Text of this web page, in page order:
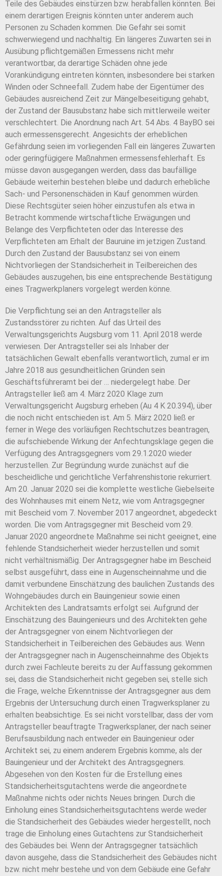
Teile des Gebäudes einstürzen bzw. herabfallen könnten. Bei
einem derartigen Ereignis könnten unter anderem auch
Personen zu Schaden kommen. Die Gefahr sei somit
schwerwiegend und nachhaltig. Ein längeres Zuwarten sei in
Ausübung pflichtgemäßen Ermessens nicht mehr
verantwortbar, da derartige Schäden ohne jede
Vorankündigung eintreten könnten, insbesondere bei starken
Winden oder Schneefall. Zudem habe der Eigentümer des
Gebäudes ausreichend Zeit zur Mängelbeseitigung gehabt,
der Zustand der Bausubstanz habe sich mittlerweile weiter
verschlechtert. Die Anordnung nach Art. 54 Abs. 4 BayBO sei
auch ermessensgerecht. Angesichts der erheblichen
Gefährdung seien im vorliegenden Fall ein längeres Zuwarten
oder geringfügigere Maßnahmen ermessensfehlerhaft. Es
müsse davon ausgegangen werden, dass das baufällige
Gebäude weiterhin bestehen bleibe und dadurch erhebliche
Sach- und Personenschäden in Kauf genommen würden.
Diese Rechtsgüter seien höher einzustufen als etwa in
Betracht kommende wirtschaftliche Erwägungen und
Belange des Verpflichteten oder das Interesse des
Verpflichteten am Erhalt der Bauruine im jetzigen Zustand.
Durch den Zustand der Bausubstanz sei von einem
Nichtvorliegen der Standsicherheit in Teilbereichen des
Gebäudes auszugehen, bis eine entsprechende Bestätigung
eines Tragwerkplaners vorgelegt werden könne.
Die Verpflichtung sei an den Antragsteller als
Zustandsstörer zu richten. Auf das Urteil des
Verwaltungsgerichts Augsburg vom 11. April 2018 werde
verwiesen. Der Antragsteller sei als Inhaber der
tatsächlichen Gewalt ebenfalls verantwortlich, zumal er im
Jahre 2018 aus gesundheitlichen Gründen sein
Geschäftsführeramt bei der … niedergelegt habe. Der
Antragsteller ließ am 4. März 2020 Klage zum
Verwaltungsgericht Augsburg erheben (Au 4 K 20.394), über
die noch nicht entschieden ist. Am 5. März 2020 ließ er
ferner in Wege des vorläufigen Rechtschutzes beantragen,
die aufschiebende Wirkung der Anfechtungsklage gegen die
Verfügung des Antragsgegners vom 29.1.2020 wieder
herzustellen. Zur Begründung wurde zunächst auf die
bescheidliche und gerichtliche Verfahrenshistorie rekurriert.
Am 20. Januar 2020 sei die komplette westliche Giebelseite
des Wohnhauses mit einem Netz, wie vom Antragsgegner
mit Bescheid vom 7. November 2017 angeordnet, abgedeckt
worden. Die vom Antragsgegner mit Bescheid vom 29.
Januar 2020 angeordnete Maßnahme sei nicht geeignet, eine
fehlende Standsicherheit wieder herzustellen und somit
nicht verhältnismäßig. Der Antragsgegner habe im Bescheid
selbst ausgeführt, dass eine in Augenscheinnahme und die
damit verbundene Einschätzung des baulichen Zustands des
Wohngebäudes durch ein Bauingenieur sowie einen
Architekten des Landratsamts erfolgt sei. Aufgrund der
Einschätzung des Bauingenieurs und des Architekten gehe
der Antragsgegner von einem Nichtvorliegen der
Standsicherheit in Teilbereichen des Gebäudes aus. Wenn
der Antragsgegner nach in Augenscheinnahme des Objekts
durch zwei Fachleute bereits zu der Auffassung gekommen
sei, dass die Standsicherheit nicht gegeben sei, stelle sich
die Frage, welche Erkenntnisse der Antragsgegner aus dem
Ergebnis der Untersuchung durch einen Tragwerksplaner zu
erhalten beabsichtige. Es sei nicht vorstellbar, dass der vom
Antragsteller beauftragte Tragwerksplaner, der nach seiner
Berufsausbildung nach entweder ein Bauingenieur oder
Architekt sei, zu einem anderem Ergebnis komme, als der
Bauingenieur und der Architekt des Antragsgegners.
Abgesehen von den Kosten für die Erstellung eines
Standsicherheitsgutachtens werde die angeordnete
Maßnahme nichts oder nichts Neues bringen. Durch die
Einholung eines Standsicherheitsgutachtens werde weder
die Standsicherheit des Gebäudes wieder hergestellt, noch
trage die Einholung eines Gutachtens zur Standsicherheit
des Gebäudes bei. Wenn der Antragsgegner tatsächlich
davon ausgehe, dass die Standsicherheit des Gebäudes nicht
bzw. nicht mehr bestehe und von dem Gebäude eine Gefahr